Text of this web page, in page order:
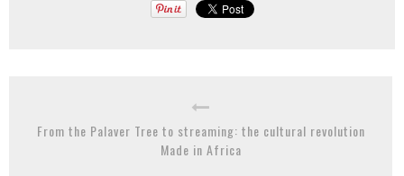
From the Palaver Tree to streaming: the cultural revolution
Made in Africa